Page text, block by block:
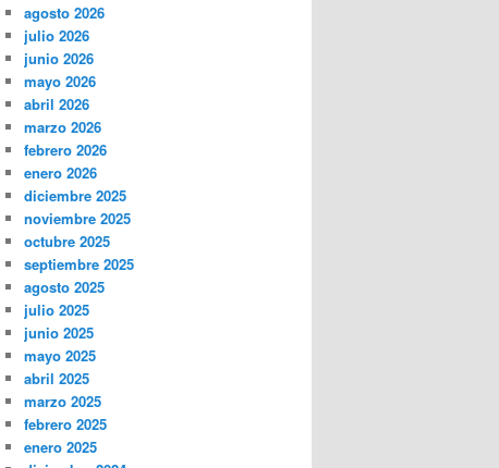
agosto 2026
julio 2026
junio 2026
mayo 2026
abril 2026
marzo 2026
febrero 2026
enero 2026
diciembre 2025
noviembre 2025
octubre 2025
septiembre 2025
agosto 2025
julio 2025
junio 2025
mayo 2025
abril 2025
marzo 2025
febrero 2025
enero 2025